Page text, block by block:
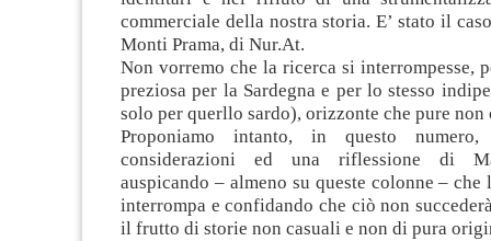
commerciale della nostra storia. E’ stato il
Monti Prama, di Nur.At.
Non vorremo che la ricerca si interrompesse,
preziosa per la Sardegna e per lo stesso
solo per querllo sardo), orizzonte che pure
Proponiamo intanto, in questo numero,
considerazioni ed una riflessione di
auspicando – almeno su queste colonne –
interrompa e confidando che ciò non
il frutto di storie non casuali e non di pura